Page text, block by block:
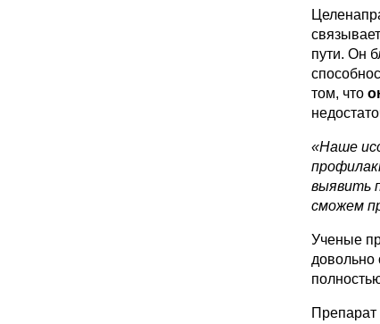
пути. Он
том, что
«Наше
выявить
сможем
Ученые